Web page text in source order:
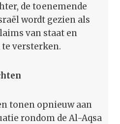
de toenemende
wordt gezien als
van staat en
versterken.
tonen opnieuw aan
rondom de Al-Aqsa